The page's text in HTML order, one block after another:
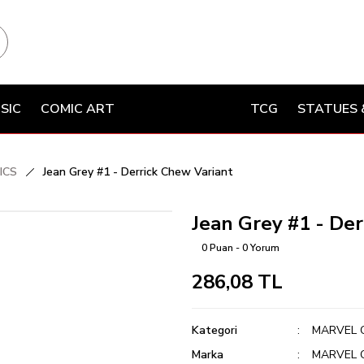
COMIC ART TCG STATUES
Jean Grey #1 - Derrick Chew Variant
Jean Grey #1 -
0 Puan - 0 Yorum
286,08 TL
Kategori
MARVEL
Marka
MARVEL